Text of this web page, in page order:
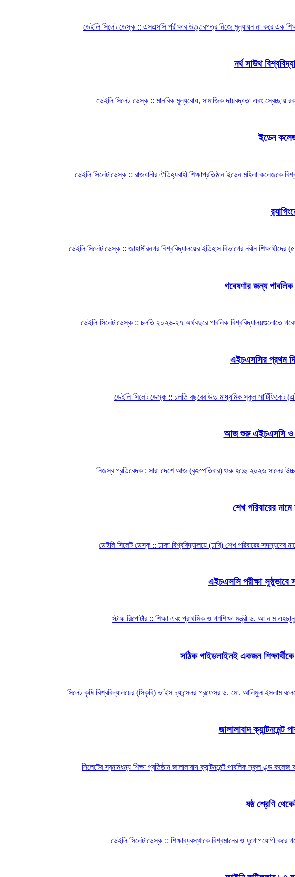
ডেইলি সিলেট ডেস্ক :: এসএসসি পরীক্ষার উত্তরপত্র নিজে মূল্যায়ন না করে এক
নর্থ সাউথ
ডেইলি সিলেট ডেস্ক :: মানবিক মূল্যবোধ, সামাজিক দায়বদ্ধতা এবং স্বেচ্ছায়
ইডেন
ডেইলি সিলেট ডেস্ক :: রাজধানীর ঐতিহ্যবাহী শিক্ষাপ্রতিষ্ঠান ইডেন মহিলা
ডেইলি সিলেট ডেস্ক :: জাহাঙ্গীরনগর বিশ্ববিদ্যালয়ের ইতিহাস বিভাগের নবীন
গবেষণার জন্য
ডেইলি সিলেট ডেস্ক :: চলতি ২০২৬-২৭ অর্থবছরে পাবলিক বিশ্ববিদ্যালয়গুলোতে
এইচএসসির প্রথম
ডেইলি সিলেট ডেস্ক :: চলতি বছরের উচ্চ মাধ্যমিক স্কুল
আজ শুরু এইচএসসি ও
নিজস্ব প্রতিবেদক : সারা দেশে আজ (বৃহস্পতিবার) শুরু হচ্ছে ২০২৬ সালের উচ্চ
শেখ পরিবারের
ডেইলি সিলেট ডেস্ক :: ঢাকা বিশ্ববিদ্যালয়ে (ঢাবি) শেখ পরিবারের সদস্যদের
এইচএসসি পরীক্ষা
স্টাফ রিপোর্টার :: শিক্ষা এবং প্রাথমিক ও গণশিক্ষা মন্ত্রী ড. আ ন ম
সঠিক গাইডলাইনই একজন
সিলেট কৃষি বিশ্ববিদ্যালয়ের (সিকৃবি) ভাইস চ্যান্সেলর প্রফেসর ড. মো. আলিমুল ইসলাম
জালালাবাদ
সিলেটের স্বনামধন্য শিক্ষা প্রতিষ্ঠান জালালাবাদ ক্যান্টনমেন্ট পাবলিক স্কুল এন্ড
ষষ্ঠ শ্রেণি
ডেইলি সিলেট ডেস্ক :: শিক্ষাব্যবস্থাকে বিশ্বমানের ও যুগোপযোগী করে